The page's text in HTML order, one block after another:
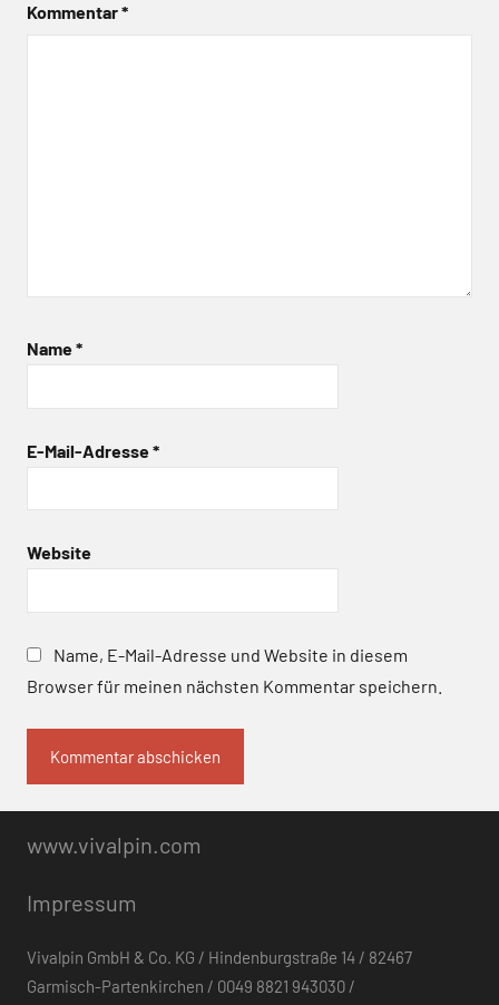
Kommentar*
Name*
E-Mail-Adresse*
Website
Name, E-Mail-Adresse und Website in diesem
Browser für meinen nächsten Kommentar speichern.
www.vivalpin.com
Impressum
Vivalpin GmbH & Co. KG / Hindenburgstraße 14 / 82467
Garmisch-Partenkirchen / 0049 8821 943030 /